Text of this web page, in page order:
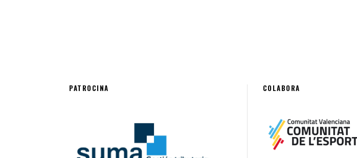
PATROCINA COLABORA